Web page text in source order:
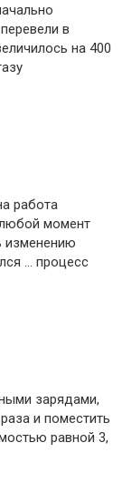
в
на 400
работа
момент
изменению
… процесс
зарядами,
и поместить
равной 3,